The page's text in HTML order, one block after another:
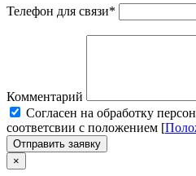
Телефон для связи*
Комментарий
Cогласен на обработку
соответсвии с положением [
Отправить заявку
×